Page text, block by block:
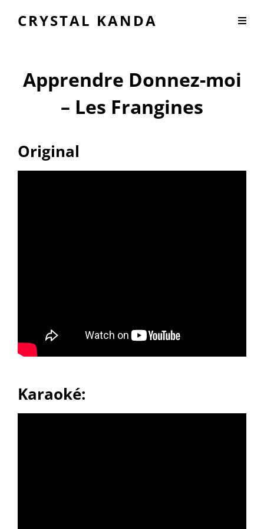
CRYSTAL KANDA
Apprendre Donnez-moi
– Les Frangines
Original
Karaoké: